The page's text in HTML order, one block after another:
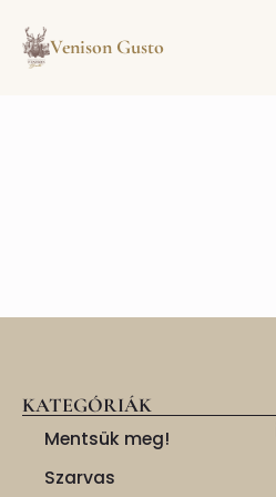
Venison Gusto
KATEGÓRIÁK
Mentsük meg!
Szarvas